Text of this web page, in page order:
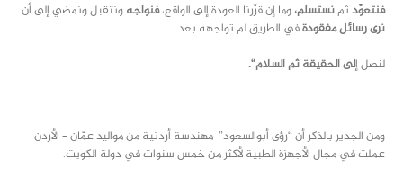
فنتعوَّدثمنستسلم،وما إن قرَّرنا العودة إلى الواقع،فنواجهونتقبل ونمضي إلى أن
نرى رسائل مفقودةفي الطريق لم تواجهه بعد ..
لنصل إلى الحقيقة ثم السلام“.
ومن الجدير بالذكر أن “رؤى أبوالسعود” مهندسة أردنية من مواليد عمّان – الأردن
عملت في مجال الأجهزة الطبية لأكثر من خمس سنوات في دولة الكويت.